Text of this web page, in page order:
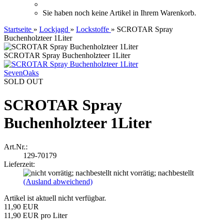
Sie haben noch keine Artikel in Ihrem Warenkorb.
Startseite » Lockjagd » Lockstoffe » SCROTAR Spray
Buchenholzteer 1Liter
SCROTAR Spray Buchenholzteer 1Liter
SevenOaks
SOLD OUT
SCROTAR Spray
Buchenholzteer 1Liter
Art.Nr.:
129-70179
Lieferzeit:
nicht vorrätig; nachbestellt
(Ausland abweichend)
Artikel ist aktuell nicht verfügbar.
11,90 EUR
11,90 EUR pro Liter